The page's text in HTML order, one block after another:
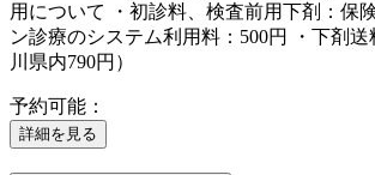
用について ・初診料、検査前用下剤：保
ン診療のシステム利用料：500円 ・下剤
川県内790円）
予約可能：
詳細を見る